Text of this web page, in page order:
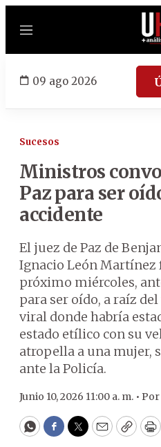
Menú
09 ago 2026
Sucesos
Ministros
Paz para ser
accidente
El juez de Paz de
Ignacio León Martínez
próximo miércoles,
para ser oído, a raíz
viral donde habría
estado etílico con su
atropella a una mujer,
ante la Policía.
Junio 10, 2026 11:00 a. m. • Por
WhatsApp
Facebook
Twitter
EmailCopy